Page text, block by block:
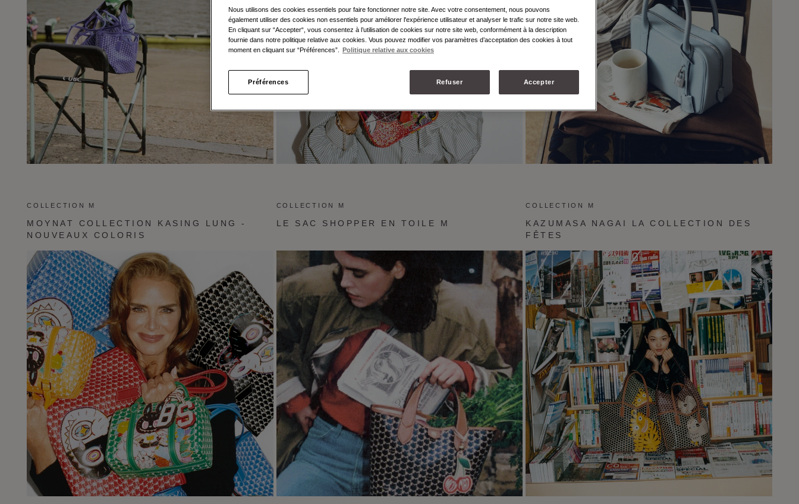
COLLECTION M
MOYNAT COLLECTION KASING LUNG -
NOUVEAUX COLORIS
COLLECTION M
LE SAC SHOPPER EN TOILE M
COLLECTION M
KAZUMASA NAGAI LA COLLECTION DES
FÊTES
Nous utilisons des cookies essentiels pour faire fonctionner notre site. Avec votre consentement, nous pouvons
également utiliser des cookies non essentiels pour améliorer l'expérience utilisateur et analyser le trafic sur notre site web.
En cliquant sur “Accepter“, vous consentez à l’utilisation de cookies sur notre site web, conformément à la description
fournie dans notre politique relative aux cookies. Vous pouvez modifier vos paramètres d’acceptation des cookies à tout
moment en cliquant sur “Préférences”.
Politique relative aux cookies
Préférences Refuser Accepter